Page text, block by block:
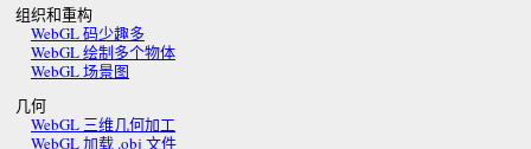
组织和重构
WebGL 码少趣多
WebGL 绘制多个物体
WebGL 场景图
几何
WebGL 三维几何加工
WebGL 加载 .obj 文件